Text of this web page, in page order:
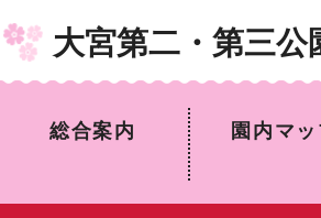
大宮第二・第三公
総合案内 園内マ